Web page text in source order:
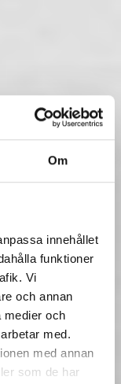
Om
innehållet
funktioner
Vi
och annan
medier och
med.
med annan
som de har